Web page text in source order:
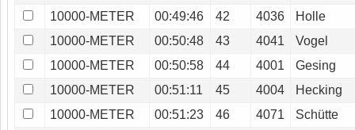
10000-METER
00:49:46 42 4036
Holle
10000-METER
00:50:48 43 4041
Vogel
10000-METER
00:50:58 44 4001
Gesing
10000-METER
00:51:11 45 4004
Hecking
10000-METER
00:51:23 46 4071
Schütte